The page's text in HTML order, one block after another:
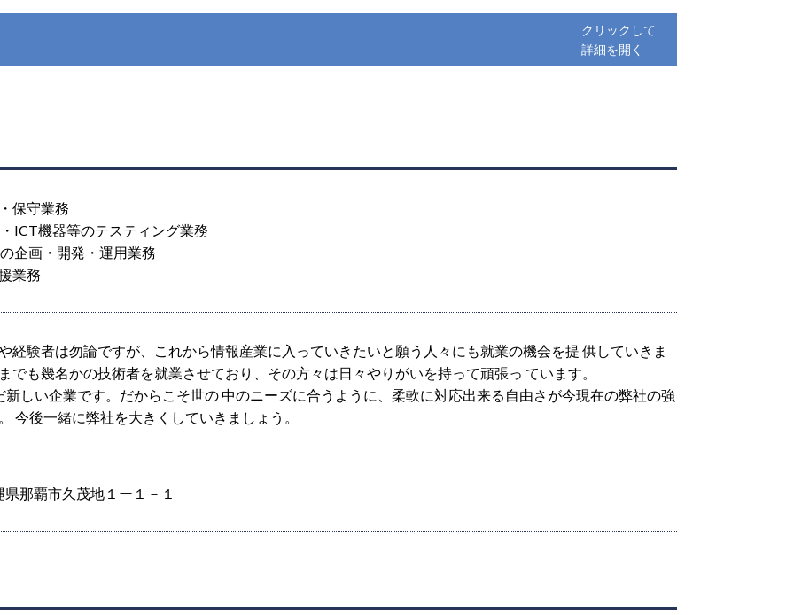
保守業務
ICT機器等のテスティング業務
企画・開発・運用業務
業務
経験者は勿論ですが、これから情報産業に入っていきたいと願う人々にも就業の機会を提 供していきま
でも幾名かの技術者を就業させており、その方々は日々やりがいを持って頑張っ ています。
新しい企業です。だからこそ世の 中のニーズに合うように、柔軟に対応出来る自由さが今現在の弊社の強
今後一緒に弊社を大きくしていきましょう。
那覇市久茂地１ー１－１